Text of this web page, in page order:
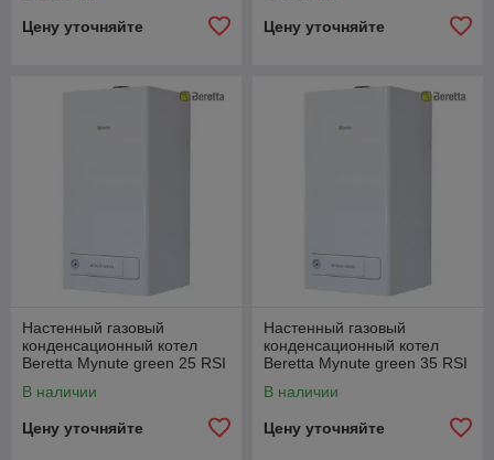
Цену уточняйте Цену уточняйте
Настенный газовый
конденсационный котел
Beretta Mynute green 25 RSI
В наличии
Цену уточняйте
Настенный газовый
конденсационный котел
Beretta Mynute green 35 RSI
В наличии
Цену уточняйте